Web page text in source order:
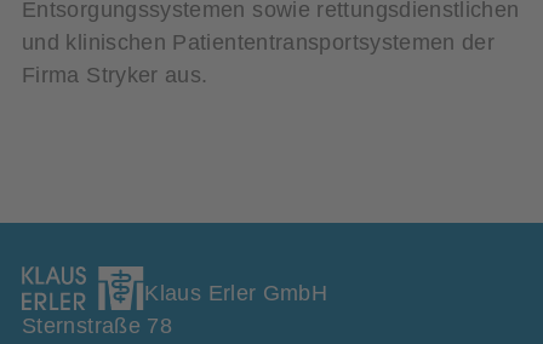
Entsorgungssystemen sowie rettungsdienstlichen
und klinischen Patiententransportsystemen der
Firma Stryker aus.
Klaus Erler GmbH
Sternstraße 78